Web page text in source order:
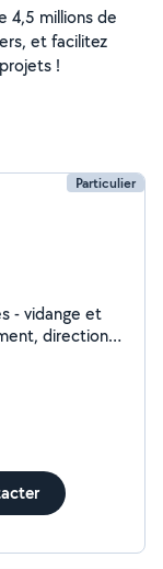
4,5 millions de
et facilitez
!
Particulier
direction
et